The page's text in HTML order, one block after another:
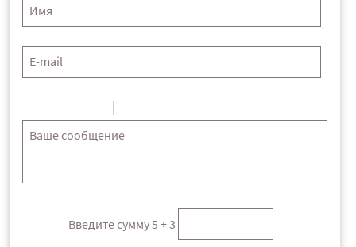
-
-
-
-
-
Введите сумму 5 + 3